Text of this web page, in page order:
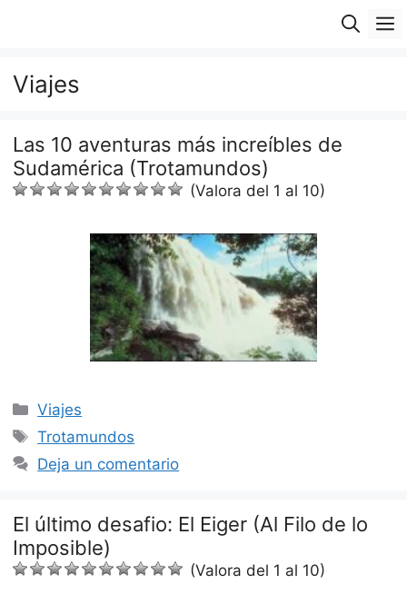
Viajes
Las 10 aventuras más increíbles de
Sudamérica (Trotamundos)
(Valora del 1 al 10)
Categorías
Viajes
Etiquetas
Trotamundos
Deja un comentario
El último desafio: El Eiger (Al Filo de lo
Imposible)
(Valora del 1 al 10)